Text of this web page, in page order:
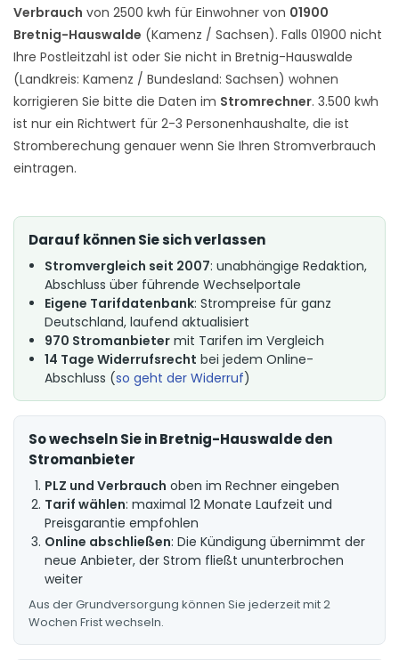
Verbrauch von 2500 kwh für Einwohner von 01900
Bretnig-Hauswalde (Kamenz / Sachsen). Falls 01900 nicht
Ihre Postleitzahl ist oder Sie nicht in Bretnig-Hauswalde
(Landkreis: Kamenz / Bundesland: Sachsen) wohnen
korrigieren Sie bitte die Daten im Stromrechner. 3.500 kwh
ist nur ein Richtwert für 2-3 Personenhaushalte, die ist
Stromberechung genauer wenn Sie Ihren Stromverbrauch
eintragen.
Darauf können Sie sich verlassen
Stromvergleich seit 2007: unabhängige Redaktion,
Abschluss über führende Wechselportale
Eigene Tarifdatenbank: Strompreise für ganz
Deutschland, laufend aktualisiert
970 Stromanbieter mit Tarifen im Vergleich
14 Tage Widerrufsrecht bei jedem Online-
Abschluss (so geht der Widerruf)
So wechseln Sie in Bretnig-Hauswalde den
Stromanbieter
PLZ und Verbrauch oben im Rechner eingeben
Tarif wählen: maximal 12 Monate Laufzeit und
Preisgarantie empfohlen
Online abschließen: Die Kündigung übernimmt der
neue Anbieter, der Strom fließt ununterbrochen
weiter
Aus der Grundversorgung können Sie jederzeit mit 2
Wochen Frist wechseln.